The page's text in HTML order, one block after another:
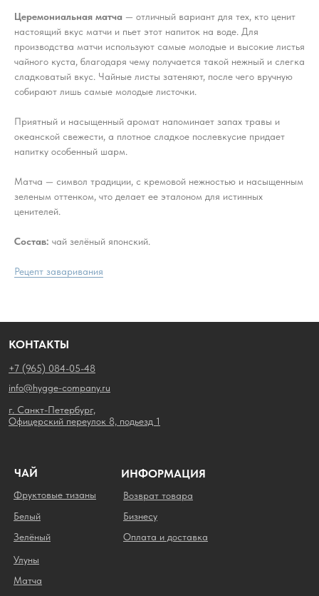
Церемониальная матча — отличный вариант для тех, кто ценит
настоящий вкус матчи и пьет этот напиток на воде. Для
производства матчи используют самые молодые и высокие листья
чайного куста, благодаря чему получается такой нежный и слегка
сладковатый вкус. Чайные листы затеняют, после чего вручную
собирают лишь самые молодые листочки.
Приятный и насыщенный аромат напоминает запах травы и
океанской свежести, а плотное сладкое послевкусие придает
напитку особенный шарм.
Матча — символ традиции, с кремовой нежностью и насыщенным
зеленым оттенком, что делает ее эталоном для истинных
ценителей.
Состав: чай зелёный японский.
Рецепт заваривания
ЧАЙ
Фруктовые тизаны
Матча
Улуны
Зелёный
Белый
ИНФОРМАЦИЯ
Оплата и доставка
Возврат товара
Бизнесу
КОНТАКТЫ
г. Санкт-Петербург,
Офицерский переулок 8, подьезд 1
info@hygge-company.ru
+7 (965) 084-05-48